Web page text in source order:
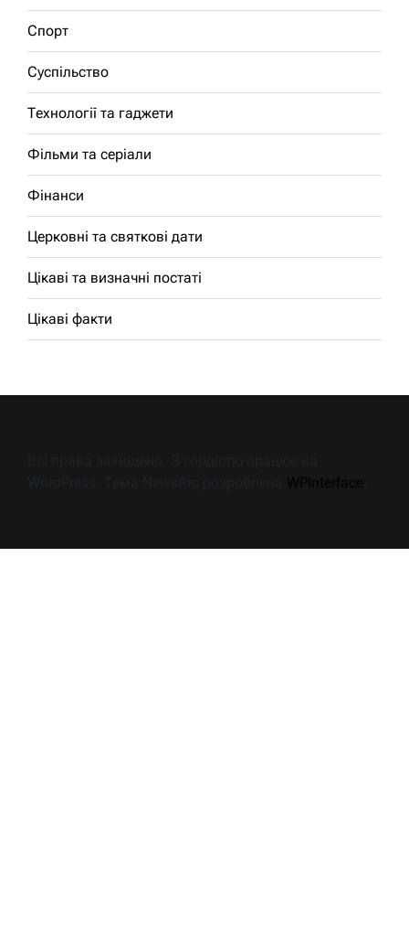
Спорт
Суспільство
Технології та гаджети
Фільми та серіали
Фінанси
Церковні та святкові дати
Цікаві та визначні постаті
Цікаві факти